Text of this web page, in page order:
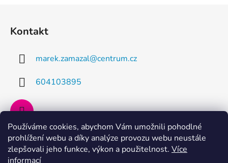
Používáme cookies, abychom Vám umožnili pohodlné
prohlížení webu a díky analýze provozu webu neustále
zlepšovali jeho funkce, výkon a použitelnost. Více
informací
Kontakt
marek.zamazal@centrum.cz
604103895
Facebook